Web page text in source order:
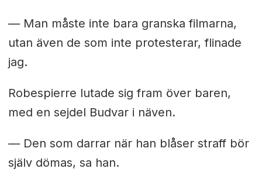
— Man måste inte bara granska filmarna,
utan även de som inte protesterar, flinade
jag.
Robespierre lutade sig fram över baren,
med en sejdel Budvar i näven.
— Den som darrar när han blåser straff bör
själv dömas, sa han.